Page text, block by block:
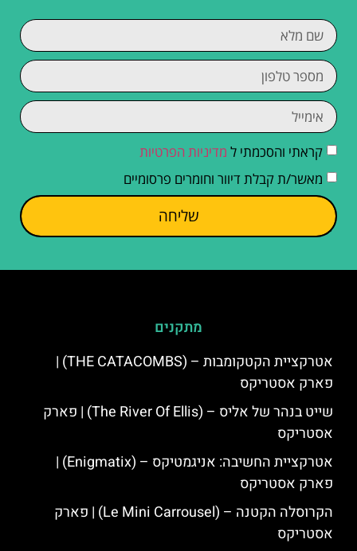
קראתי והסכמתי ל מדיניות הפרטיות
מאשר/ת קבלת דיוור וחומרים פרסומיים
שליחה
מתקנים
אטרקציית הקטקומבות – (THE CATACOMBS) |
פארק אסטריקס
שייט בנהר של אליס – (The River Of Ellis) | פארק
אסטריקס
אטרקציית החשיבה: אניגמטיקס – (Enigmatix) |
פארק אסטריקס
הקרוסלה הקטנה – (Le Mini Carrousel) | פארק
אסטריקס